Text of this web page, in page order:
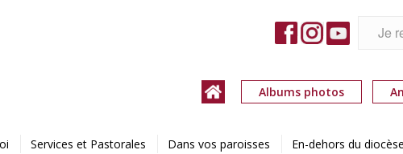
Albums photos
Services et Pastorales Dans vos paroisses En-dehors du diocèse